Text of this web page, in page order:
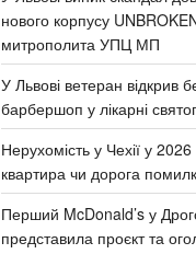
нового корпусу
митрополита УПЦ МП
У Львові ветеран відкрив
барбершоп у лікарні
Нерухомість у Чехії у
квартира чи дорога
Перший McDonald’s у
представила проєкт та